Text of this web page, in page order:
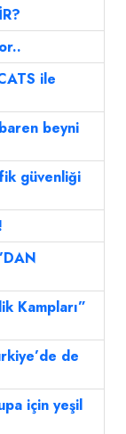
ile
beyni
güvenliği
Kampları”
de
için yeşil